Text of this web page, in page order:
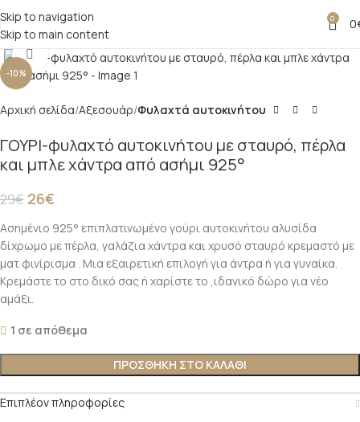
Skip to navigation
Skip to main content
0 0
-10%
Click to enlarge
Αρχική σελίδα Αξεσουάρ Φυλαχτά αυτοκινήτου
ΓΟΥΡΙ-φυλαχτό αυτοκινήτου με σταυρό, πέρλα
και μπλε χάντρα από ασήμι 925°
29€ 26€
Ασημένιο 925° επιπλατινωμένο γούρι αυτοκινήτου αλυσίδα
δίχρωμο με πέρλα, γαλάζια χάντρα και χρυσό σταυρό κρεμαστό με
ματ φινίρισμα . Μια εξαιρετική επιλογή για άντρα ή για γυναίκα.
Κρεμάστε το στο δικό σας ή χαρίστε το ,ιδανικό δώρο για νέο
αμάξι.
1 σε απόθεμα
ΠΡΟΣΘΉΚΗ ΣΤΟ ΚΑΛΆΘΙ
Επιπλέον πληροφορίες